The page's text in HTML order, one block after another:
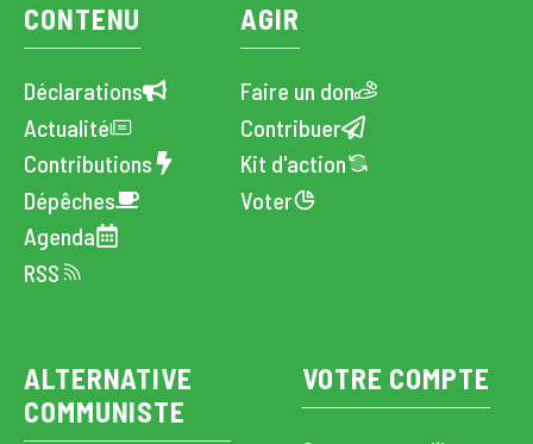
CONTENU
Déclarations
Actualité
Contributions
Dépêches
Agenda
RSS
AGIR
Faire un don
Contribuer
Kit d'action
Voter
ALTERNATIVE
COMMUNISTE
VOTRE COMPTE